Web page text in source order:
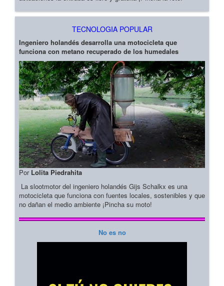
TECNOLOGIA POPULAR
Ingeniero holandés desarrolla una motocicleta que
funciona con metano recuperado de los humedales
Por Lolita Piedrahita
La slootmotor del ingeniero holandés Gijs Schalkx es una
motocicleta que funciona con fuentes locales, sostenibles y que
no dañan el medio ambiente ¡Pincha su moto!
No es no